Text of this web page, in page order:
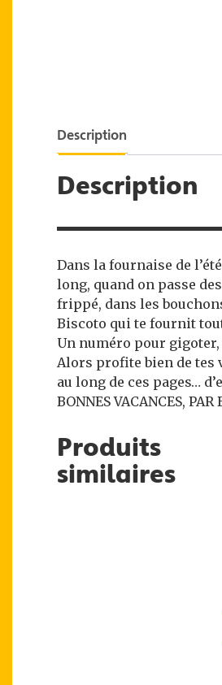
Description
Description
Dans la fournaise de
long, quand on passe
frippé, dans les
Biscoto qui te fournit
Un numéro pour
Alors profite bien de tes
au long de ces pages…
BONNES VACANCES, PAR
Produits
similaires